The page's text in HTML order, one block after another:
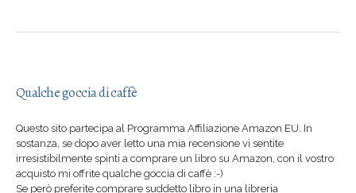
Qualche goccia di caffè
Questo sito partecipa al Programma Affiliazione Amazon EU. In
sostanza, se dopo aver letto una mia recensione vi sentite
irresistibilmente spinti a comprare un libro su Amazon, con il vostro
acquisto mi offrite qualche goccia di caffè :-)
Se però preferite comprare suddetto libro in una libreria